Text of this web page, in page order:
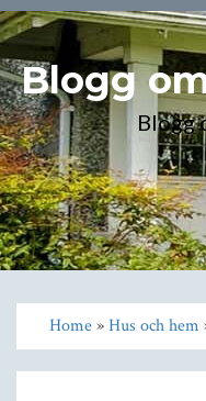
Blogg
Blogg
Home»Hus och hem